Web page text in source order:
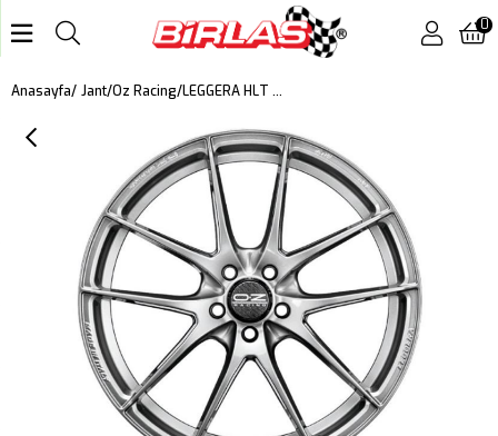
0
Anasayfa Jant Oz Racing LEGGERA HLT 8,5X20 ET 30 5X112 GRIGIO CORSA BRIGHT